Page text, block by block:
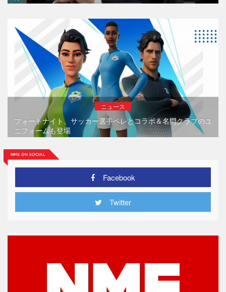
ニュース
フォートナイト、サッカー選手ペレとコラボ＆名門クラブのユ
ニフォームも登場
Facebook
Twitter